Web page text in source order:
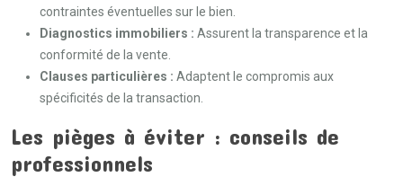
contraintes éventuelles sur le bien.
Diagnostics immobiliers : Assurent la transparence et la
conformité de la vente.
Clauses particulières : Adaptent le compromis aux
spécificités de la transaction.
Les pièges à éviter : conseils de
professionnels